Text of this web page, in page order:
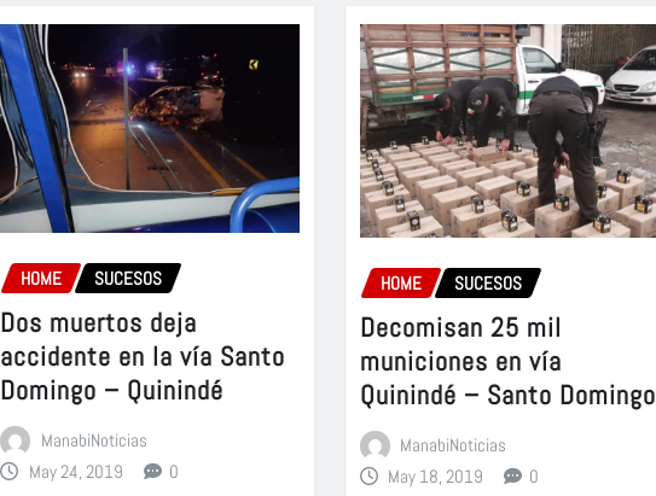
HOME SUCESOS
Dos muertos deja
accidente en la vía Santo
Domingo – Quinindé
ManabiNoticias
May 24, 2019
0
HOME SUCESOS
Decomisan 25 mil
municiones en vía
Quinindé – Santo Domingo
ManabiNoticias
May 18, 2019
0